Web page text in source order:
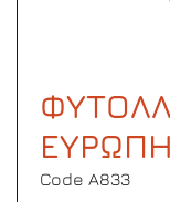
Code Α833